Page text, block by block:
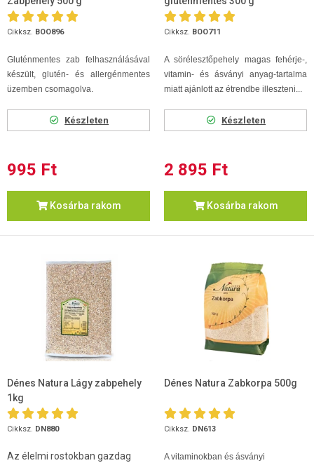
Cikksz. BOO896
Gluténmentes zab felhasználásával
készült, glutén- és allergénmentes
üzemben csomagolva.
Készleten
995 Ft
Kosárba rakom
Cikksz. BOO711
A sörélesztőpehely magas fehérje-,
vitamin- és ásványi anyag-tartalma
miatt ajánlott az étrendbe illeszteni...
Készleten
2 895 Ft
Kosárba rakom
Dénes Natura Lágy zabpehely
1kg
Cikksz. DN880
Az élelmi rostokban gazdag
Dénes Natura Zabkorpa 500g
Cikksz. DN613
A vitaminokban és ásványi